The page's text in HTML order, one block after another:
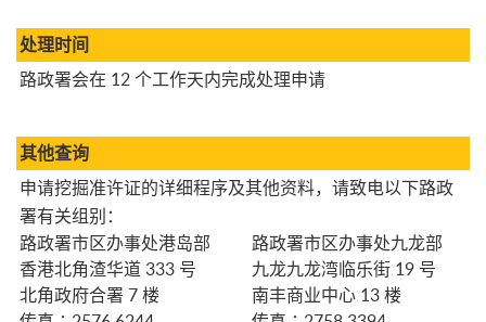
处理时间
路政署会在 12 个工作天内完成处理申请
其他查询
申请挖掘准许证的详细程序及其他资料，请致电以下路政
署有关组别：
路政署市区办事处港岛部
香港北角渣华道 333 号
北角政府合署 7 楼
路政署市区办事处九龙部
九龙九龙湾临乐街 19 号
南丰商业中心 13 楼